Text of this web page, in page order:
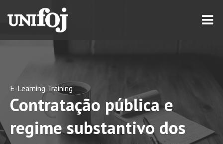
E-Learning Training
Contratação pública e
regime substantivo dos